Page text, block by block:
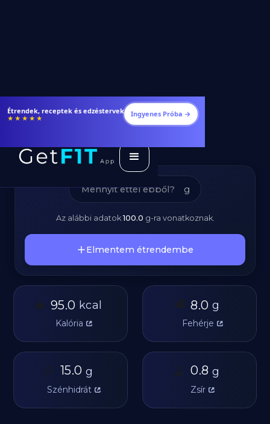
Fogyj és izmosodj hatékonyabban
★★★★★ Ingyenes Próba →
Surimi Rák Rúd -
Kalóriatartalom és
Tápanyagok
g
Az alábbi adatok100.0 g-ra vonatkoznak.
Elmentem étrendembe
🔥 95.0 kcal
Kalória
🥩 8.0 g
Fehérje
🥔 15.0 g
Szénhidrát
🫒 0.8 g
Zsír